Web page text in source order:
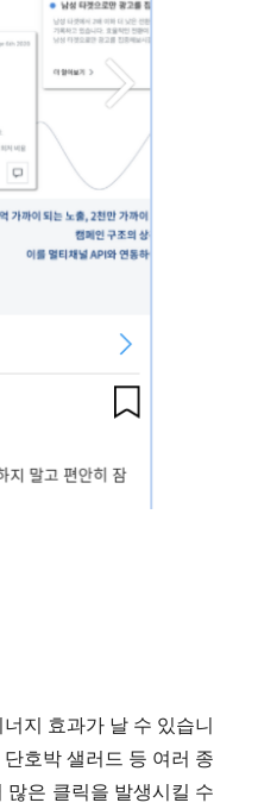
지 효과가 날 수 있습니
호박 샐러드 등 여러 종
은 클릭을 발생시킬 수